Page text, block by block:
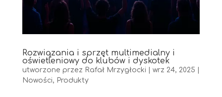
Rozwiązania i sprzęt multimedialny i
oświetleniowy do klubów i dyskotek
utworzone przez Rafał Mrzygłocki wrz 24, 2025
Nowości, Produkty